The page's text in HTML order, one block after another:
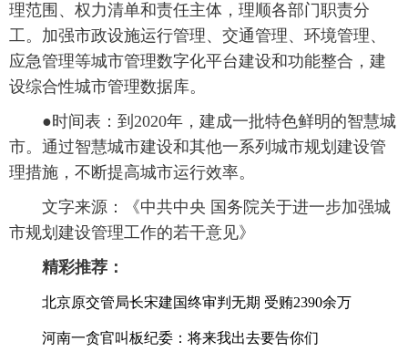
理范围、权力清单和责任主体，理顺各部门职责分
工。加强市政设施运行管理、交通管理、环境管理、
应急管理等城市管理数字化平台建设和功能整合，建
设综合性城市管理数据库。
●时间表：到2020年，建成一批特色鲜明的智慧城
市。通过智慧城市建设和其他一系列城市规划建设管
理措施，不断提高城市运行效率。
文字来源：《中共中央 国务院关于进一步加强城
市规划建设管理工作的若干意见》
精彩推荐：
北京原交管局长宋建国终审判无期 受贿2390余万
河南一贪官叫板纪委：将来我出去要告你们